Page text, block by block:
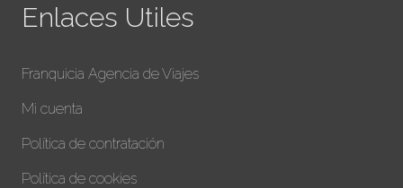
Enlaces Utiles
Franquicia Agencia de Viajes
Mi cuenta
Política de contratación
Política de cookies